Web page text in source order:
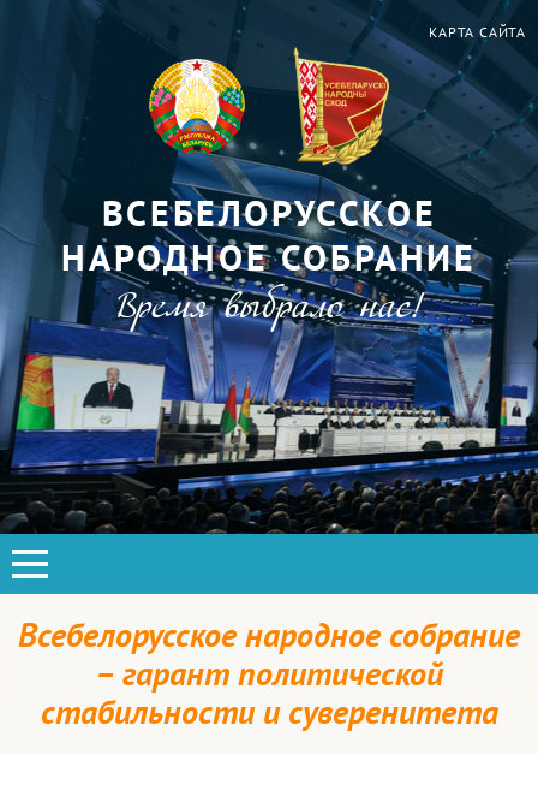
КАРТА САЙТА
ВСЕБЕЛОРУССКОЕ
НАРОДНОЕ СОБРАНИЕ
Время выбрало нас!
Всебелорусское народное собрание
– гарант политической
стабильности и суверенитета